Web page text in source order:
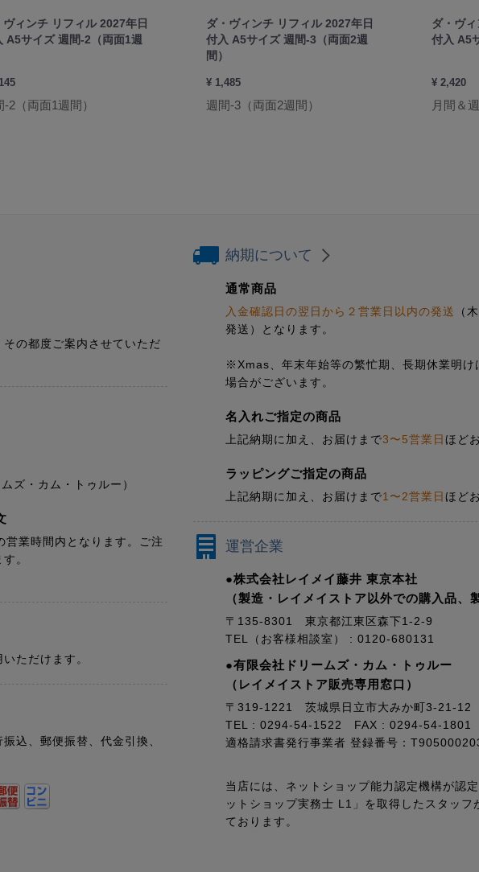
ヴィンチ リフィル 2027年日
A5サイズ 週間-2（両面1週
-2（両面1週間）
ダ・ヴィンチ リフィル 2027年日
付入 A5サイズ 週間-3（両面2週
間）
¥ 1,485
週間-3（両面2週間）
ダ・ヴ
付入 A5
¥ 2,420
月間＆
の都度ご案内させていただ
ズ・カム・トゥルー）
業時間内となります。ご注
。
ただけます。
込、郵便振替、代金引換、
納期について
通常商品
入金確認日の翌日から２営業日以内の発送
（
発送）となります。
※Xmas、年末年始等の繁忙期、長期休業明け
場合がございます。
名入れご指定の商品
上記納期に加え、お届けまで3〜5営業日 ほど
ラッピングご指定の商品
上記納期に加え、お届けまで1〜2営業日 ほど
運営企業
●株式会社レイメイ藤井 東京本社
（製造・レイメイストア以外での購入品、
〒135-8301 東京都江東区森下1-2-9
TEL（お客様相談室） : 0120-680131
●有限会社ドリームズ・カム・トゥルー
（レイメイストア販売専用窓口）
〒319-1221 茨城県日立市大みか町3-21-12
TEL : 0294-54-1522 FAX : 0294-54-1801
適格請求書発行事業者 登録番号：
当店には、ネットショップ能力認定機構が認
ットショップ実務士 L1」を取得したスタッフ
ております。